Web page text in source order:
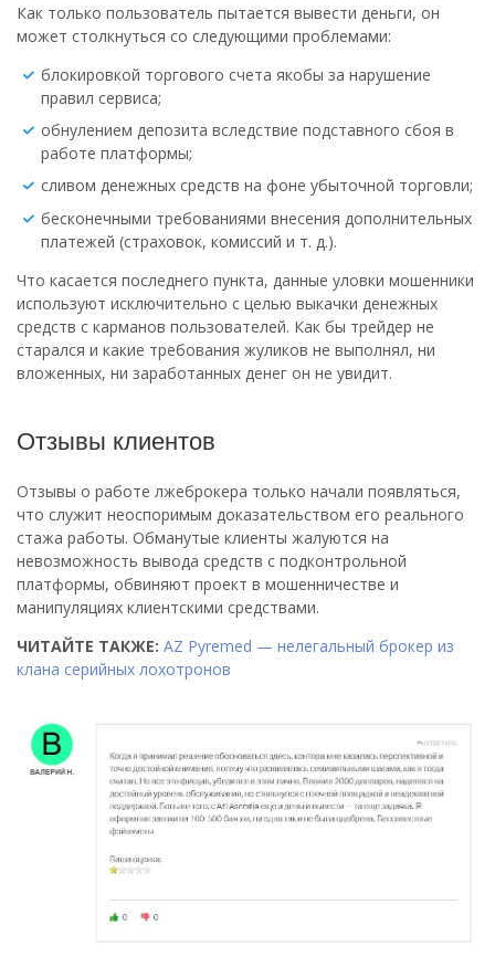
Как только пользователь пытается вывести деньги, он
может столкнуться со следующими проблемами:
блокировкой торгового счета якобы за нарушение
правил сервиса;
обнулением депозита вследствие подставного сбоя в
работе платформы;
сливом денежных средств на фоне убыточной торговли;
бесконечными требованиями внесения дополнительных
платежей (страховок, комиссий и т. д.).
Что касается последнего пункта, данные уловки мошенники
используют исключительно с целью выкачки денежных
средств с карманов пользователей. Как бы трейдер не
старался и какие требования жуликов не выполнял, ни
вложенных, ни заработанных денег он не увидит.
Отзывы клиентов
Отзывы о работе лжеброкера только начали появляться,
что служит неоспоримым доказательством его реального
стажа работы. Обманутые клиенты жалуются на
невозможность вывода средств с подконтрольной
платформы, обвиняют проект в мошенничестве и
манипуляциях клиентскими средствами.
ЧИТАЙТЕ ТАКЖЕ: AZ Pyremed — нелегальный брокер из
клана серийных лохотронов